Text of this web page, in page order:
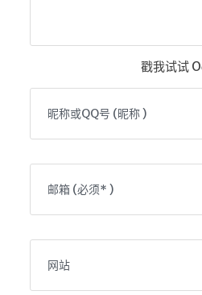
戳我试试